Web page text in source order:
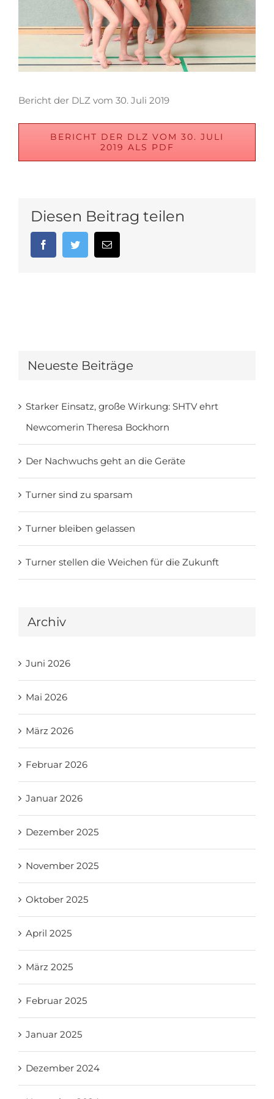
Bericht der DLZ vom 30. Juli 2019
BERICHT DER DLZ VOM 30. JULI
2019 ALS PDF
Diesen Beitrag teilen
FacebookTwitter E-
Mail
Neueste Beiträge
Starker Einsatz, große Wirkung: SHTV ehrt
Newcomerin Theresa Bockhorn
Der Nachwuchs geht an die Geräte
Turner sind zu sparsam
Turner bleiben gelassen
Turner stellen die Weichen für die Zukunft
Archiv
Juni 2026
Mai 2026
März 2026
Februar 2026
Januar 2026
Dezember 2025
November 2025
Oktober 2025
April 2025
März 2025
Februar 2025
Januar 2025
Dezember 2024